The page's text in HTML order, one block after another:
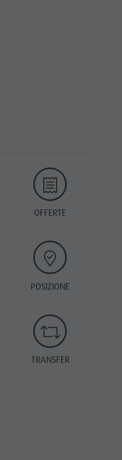
OFFERTE
POSIZIONE
TRANSFER